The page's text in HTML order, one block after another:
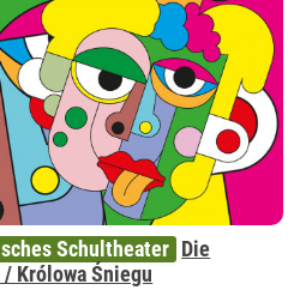
Schultheater Die
Królowa Śniegu